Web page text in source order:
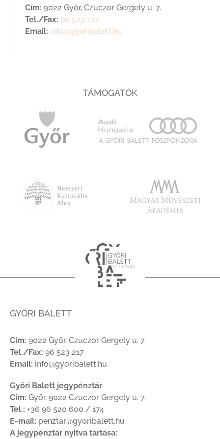
Cím: 9022 Győr, Czuczor Gergely u. 7.
Tel./Fax: 96 523 217
Email: info@gyoribalett.hu
TÁMOGATÓK
GYŐRI BALETT
Cím: 9022 Győr, Czuczor Gergely u. 7.
Tel./Fax: 96 523 217
Email: info@gyoribalett.hu
Győri Balett jegypénztár
Cím: Győr, 9022 Czuczor Gergely u. 7.
Tel.: +36 96 520 600 / 174
E-mail: penztar@gyoribalett.hu
A jegypénztár nyitva tartása: